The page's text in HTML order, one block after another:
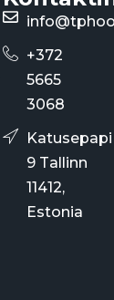
+372
5665
3068
Katusepapi
9 Tallinn
11412,
Estonia